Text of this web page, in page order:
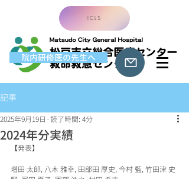
ICLS
院内研修医の先生へ
記事
2024年分実績
2025年9月19日 読了時間: 4分
【発表】
増田 太郎, 八木 雅幸, 田部田 厚史, 今村 藍, 竹田津 史